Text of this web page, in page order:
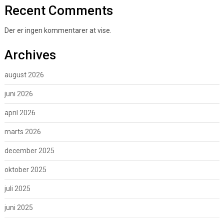
Recent Comments
Der er ingen kommentarer at vise.
Archives
august 2026
juni 2026
april 2026
marts 2026
december 2025
oktober 2025
juli 2025
juni 2025